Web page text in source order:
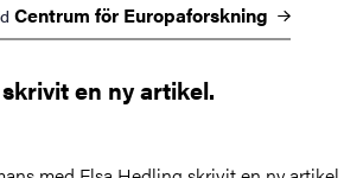
Centrum för Europaforskning
en ny artikel.